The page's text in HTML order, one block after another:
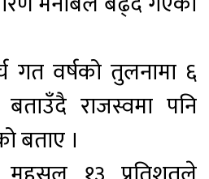
वर्षको तुलनामा ६
राजस्वमा पनि
बताए ।